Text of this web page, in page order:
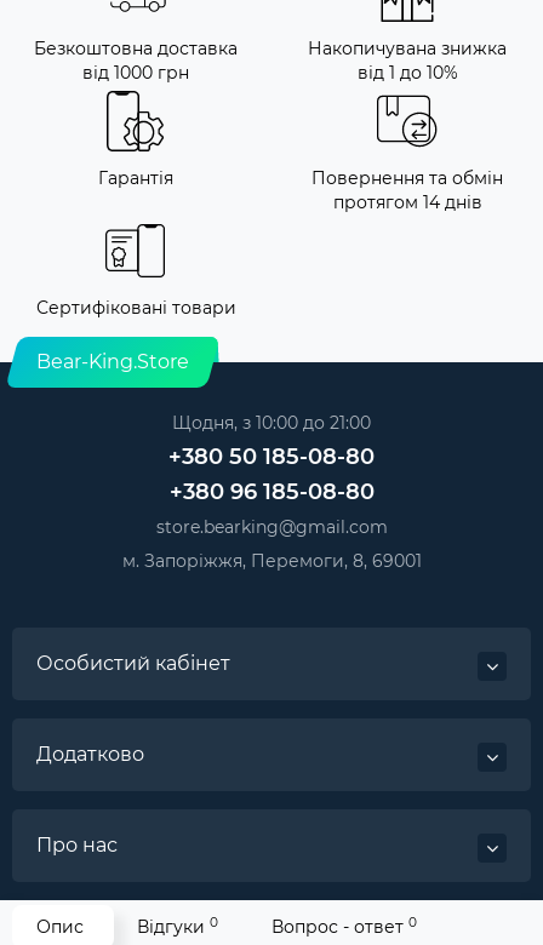
Опис Відгуки 0 Вопрос - ответ 0
Безкоштовна доставка
від 1000 грн
Накопичувана знижка
від 1 до 10%
Гарантія
Повернення та обмін
протягом 14 днів
Сертифіковані товари
Bear-King.Store
Щодня, з 10:00 до 21:00
+380 50 185-08-80
+380 96 185-08-80
store.bearking@gmail.com
м. Запоріжжя, Перемоги, 8, 69001
Особистий кабінет
Додатково
Про нас
Категорії